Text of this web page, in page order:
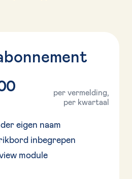
per vermelding,
per kwartaal
eigen naam
inbegrepen
module